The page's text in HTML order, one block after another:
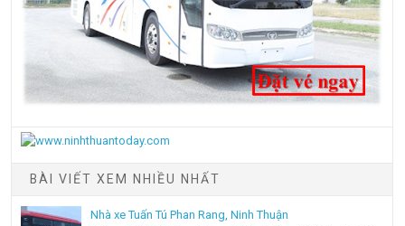
BÀI VIẾT XEM NHIỀU NHẤT
Nhà xe Tuấn Tú Phan Rang, Ninh Thuận